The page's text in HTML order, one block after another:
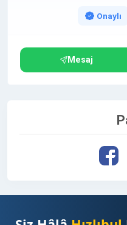
Onaylı
Mesaj